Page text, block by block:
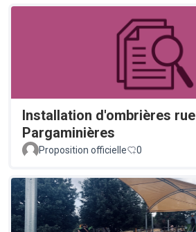
Installation d'ombrières rue
Pargaminières
Proposition officielle 0